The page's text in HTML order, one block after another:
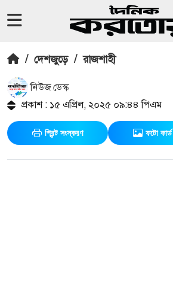
/ দেশজুড়ে / রাজশাহী
নিউজ ডেস্ক
প্রকাশ : ১৫ এপ্রিল, ২০২৫ ০৯:৪৪ পিএম
প্রিন্ট সংস্করণ ফটো কার্ড